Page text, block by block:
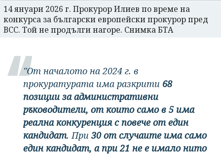
14 януари 2026 г. Прокурор Илиев по време на
конкурса за български европейски прокурор пред
ВСС. Той не продълги нагоре. Снимка БТА
"От началото на 2024 г. в
прокуратурата има разкрити 68
позиции за административни
ръководители, от които само в 5 има
реална конкуренция с повече от един
кандидат. При 30 от случаите има само
един кандидат, а при 21 не е имало нито